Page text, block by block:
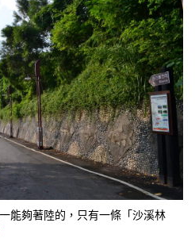
能夠著陸的，只有一條「沙溪林